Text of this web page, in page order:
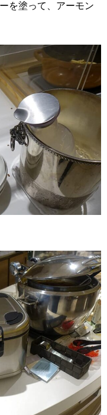
を塗って、アーモン